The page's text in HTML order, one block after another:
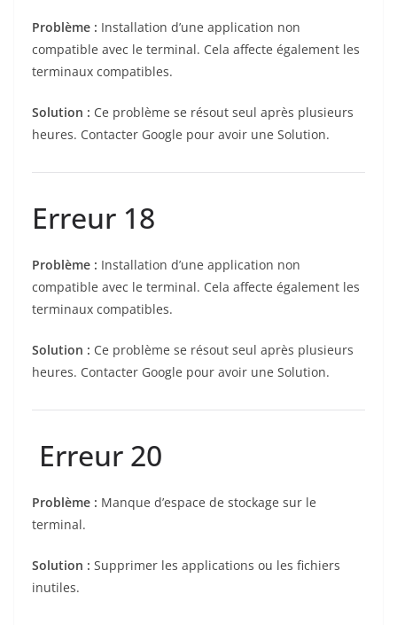
Problème : Installation d’une application non
compatible avec le terminal. Cela affecte également les
terminaux compatibles.
Solution : Ce problème se résout seul après plusieurs
heures. Contacter Google pour avoir une Solution.
Erreur 18
Problème : Installation d’une application non
compatible avec le terminal. Cela affecte également les
terminaux compatibles.
Solution : Ce problème se résout seul après plusieurs
heures. Contacter Google pour avoir une Solution.
Erreur 20
Problème : Manque d’espace de stockage sur le
terminal.
Solution : Supprimer les applications ou les fichiers
inutiles.